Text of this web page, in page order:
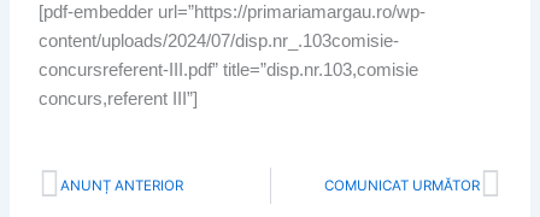
[pdf-embedder url=”https://primariamargau.ro/wp-
content/uploads/2024/07/disp.nr_.103comisie-
concursreferent-III.pdf” title=”disp.nr.103,comisie
concurs,referent III”]
Prev
ANUNȚ ANTERIOR COMUNICAT URMĂTOR